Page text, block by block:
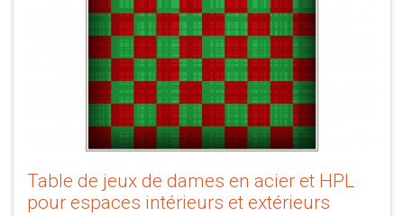
Table de jeux de dames en acier et HPL
pour espaces intérieurs et extérieurs